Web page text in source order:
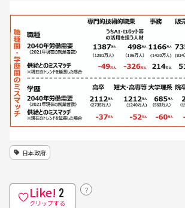
日本政府
Like! 2
クリップする
？